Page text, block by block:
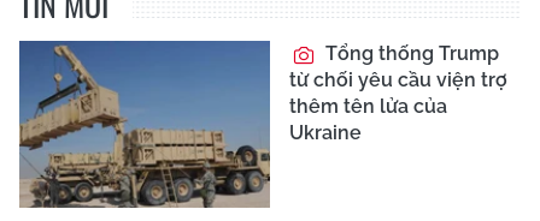
Tổng thống Trump
từ chối yêu cầu viện trợ
thêm tên lửa của
Ukraine